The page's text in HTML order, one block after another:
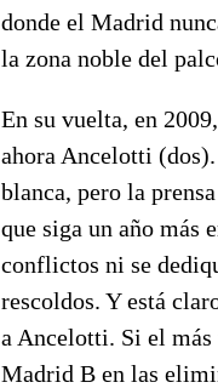
donde el Madrid
la zona noble del
En su vuelta, en
ahora Ancelotti
blanca, pero la
que siga un año más
conflictos ni se
rescoldos. Y está
a Ancelotti. Si el más
Madrid B en las